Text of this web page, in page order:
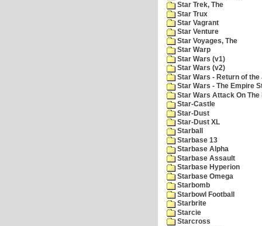
Star Trek, The
Star Trux
Star Vagrant
Star Venture
Star Voyages, The
Star Warp
Star Wars (v1)
Star Wars (v2)
Star Wars - Return of
Star Wars - The Empire
Star Wars Attack On The
Star-Castle
Star-Dust
Star-Dust XL
Starball
Starbase 13
Starbase Alpha
Starbase Assault
Starbase Hyperion
Starbase Omega
Starbomb
Starbowl Football
Starbrite
Starcie
Starcross